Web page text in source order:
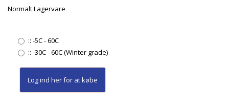
Normalt Lagervare
:: -5C - 60C
:: -30C - 60C (Winter grade)
Log ind herfor at købe